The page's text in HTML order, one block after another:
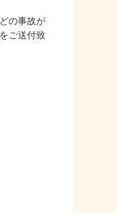
の事故が
ご送付致